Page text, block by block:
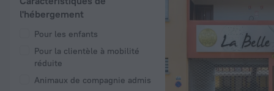
l'hébergement
Pour les enfants
Pour la clientèle à mobilité
réduite
Animaux de compagnie admis